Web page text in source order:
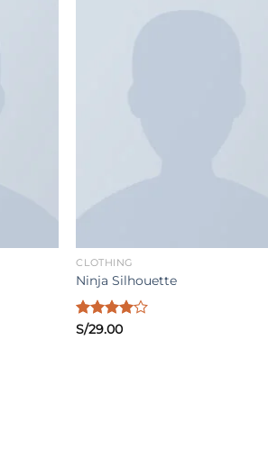
CLOTHING
Ninja Silhouette
Valorado
S/29.00